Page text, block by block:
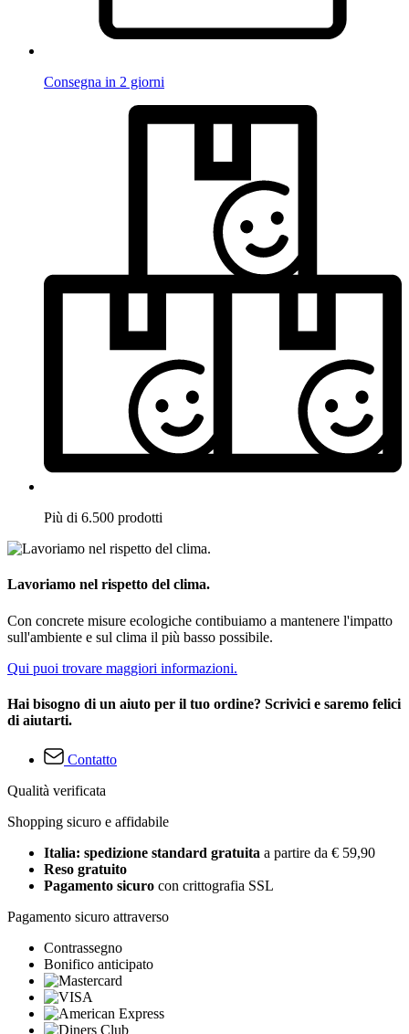
Consegna in 2 giorni
Più di 6.500 prodotti
Lavoriamo nel rispetto del clima.
Con concrete misure ecologiche contibuiamo a mantenere l'impatto
sull'ambiente e sul clima il più basso possibile.
Qui puoi trovare maggiori informazioni.
Hai bisogno di un aiuto per il tuo ordine? Scrivici e saremo felici
di aiutarti.
Contatto
Qualità verificata
Shopping sicuro e affidabile
Italia: spedizione standard gratuita a partire da € 59,90
Reso gratuito
Pagamento sicuro con crittografia SSL
Pagamento sicuro attraverso
Contrassegno
Bonifico anticipato